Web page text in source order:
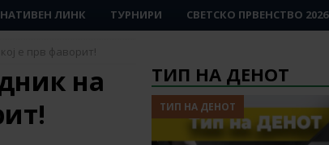
ЛИНК ТУРНИРИ СВЕТСКО ПРВЕНСТВО 2026
е прв фаворит!
на
ТИП НА ДЕНОТ
ТИП НА ДЕНОТ